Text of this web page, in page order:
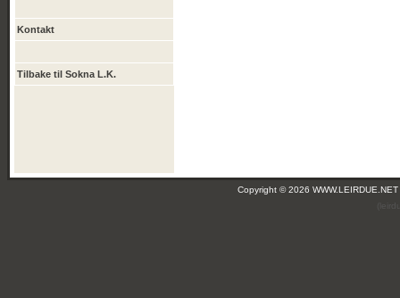
Kontakt
Tilbake til Sokna L.K.
Copyright © 2026